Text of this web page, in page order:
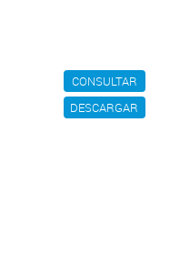
CONSULTAR
DESCARGAR